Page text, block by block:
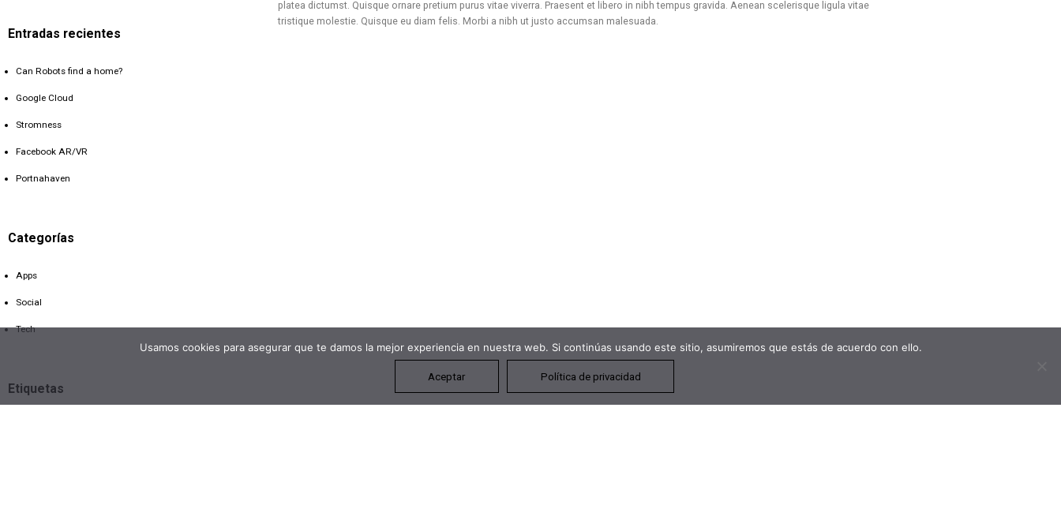
Entradas recientes
Can Robots find a home?
Google Cloud
Stromness
Facebook AR/VR
Portnahaven
Categorías
Apps
Social
Tech
Etiquetas
platea dictumst. Quisque ornare pretium purus vitae viverra. Praesent et libero in nibh tempus gravida. Aenean scelerisque ligula vitae
tristique molestie. Quisque eu diam felis. Morbi a nibh ut justo accumsan malesuada.
Usamos cookies para asegurar que te damos la mejor experiencia en nuestra web. Si continúas usando este sitio, asumiremos que estás de acuerdo con ello.
Aceptar Política de privacidad